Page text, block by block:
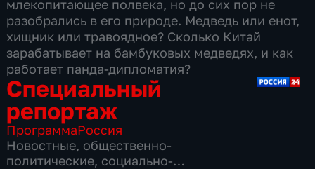
млекопитающее полвека, но до сих пор не
разобрались в его природе. Медведь или енот,
хищник или травоядное? Сколько Китай
зарабатывает на бамбуковых медведях, и как
работает панда-дипломатия?
Специальный
репортаж
ПрограммаРоссия
Новостные, общественно-
политические, социально-